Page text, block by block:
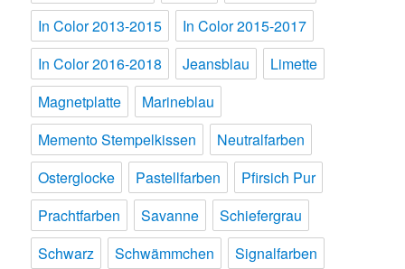
In Color 2013-2015
In Color 2015-2017
In Color 2016-2018
Jeansblau
Limette
Magnetplatte
Marineblau
Memento Stempelkissen
Neutralfarben
Osterglocke
Pastellfarben
Pfirsich Pur
Prachtfarben
Savanne
Schiefergrau
Schwarz
Schwämmchen
Signalfarben